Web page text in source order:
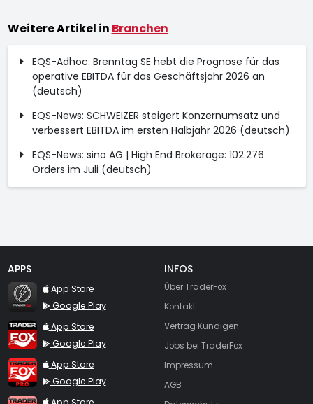
Weitere Artikel in Branchen
EQS-Adhoc: Brenntag SE hebt die Prognose für das
operative EBITDA für das Geschäftsjahr 2026 an
(deutsch)
EQS-News: SCHWEIZER steigert Konzernumsatz und
verbessert EBITDA im ersten Halbjahr 2026 (deutsch)
EQS-News: sino AG | High End Brokerage: 102.276
Orders im Juli (deutsch)
APPS
TraderFox Flash
App Store
Google Play
TraderFox App
App Store
Google Play
TraderFox Pro
App Store
Google Play
TraderFox dpa-AFX ProFeed
INFOS
Über TraderFox
Kontakt
Vertrag Kündigen
Jobs bei TraderFox
Impressum
AGB